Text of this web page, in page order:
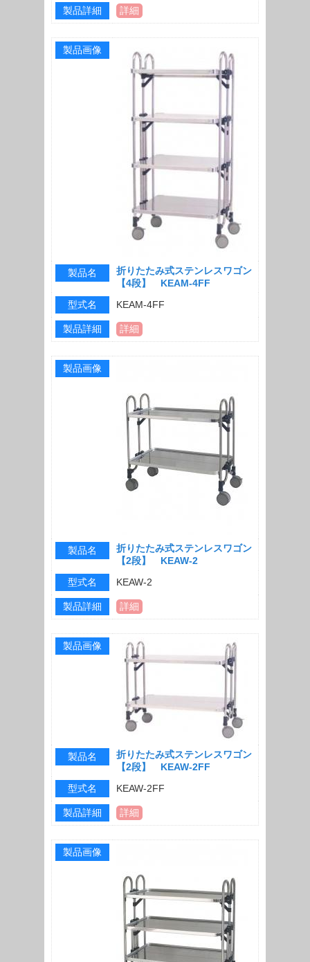
製品詳細 詳細
製品画像
製品名
折りたたみ式ステンレスワゴン
【4段】 KEAM-4FF
型式名
KEAM-4FF
製品詳細 詳細
製品画像
製品名
折りたたみ式ステンレスワゴン
【2段】 KEAW-2
型式名
KEAW-2
製品詳細 詳細
製品画像
製品名
折りたたみ式ステンレスワゴン
【2段】 KEAW-2FF
型式名
KEAW-2FF
製品詳細 詳細
製品画像